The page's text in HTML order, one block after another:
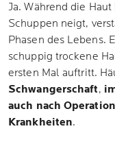
Ja. Während die
Schuppen neigt,
Phasen des Lebens.
schuppig trockene
ersten Mal auftritt.
Schwangerschaft,
auch nach
Krankheiten.